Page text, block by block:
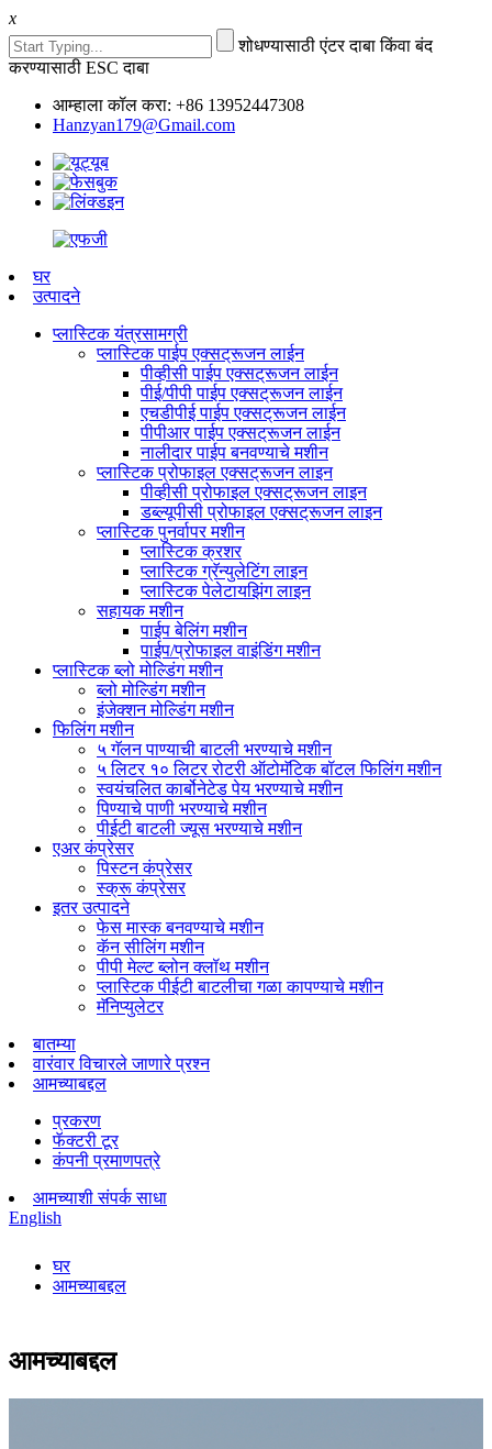
x
शोधण्यासाठी एंटर दाबा किंवा बंद
करण्यासाठी ESC दाबा
आम्हाला कॉल करा: +86 13952447308
Hanzyan179@Gmail.com
घर
उत्पादने
प्लास्टिक यंत्रसामग्री
प्लास्टिक पाईप एक्सट्रूजन लाईन
पीव्हीसी पाईप एक्सट्रूजन लाईन
पीई/पीपी पाईप एक्सट्रूजन लाईन
एचडीपीई पाईप एक्सट्रूजन लाईन
पीपीआर पाईप एक्सट्रूजन लाईन
नालीदार पाईप बनवण्याचे मशीन
प्लास्टिक प्रोफाइल एक्सट्रूजन लाइन
पीव्हीसी प्रोफाइल एक्सट्रूजन लाइन
डब्ल्यूपीसी प्रोफाइल एक्सट्रूजन लाइन
प्लास्टिक पुनर्वापर मशीन
प्लास्टिक क्रशर
प्लास्टिक ग्रॅन्युलेटिंग लाइन
प्लास्टिक पेलेटायझिंग लाइन
सहायक मशीन
पाईप बेलिंग मशीन
पाईप/प्रोफाइल वाइंडिंग मशीन
प्लास्टिक ब्लो मोल्डिंग मशीन
ब्लो मोल्डिंग मशीन
इंजेक्शन मोल्डिंग मशीन
फिलिंग मशीन
५ गॅलन पाण्याची बाटली भरण्याचे मशीन
५ लिटर १० लिटर रोटरी ऑटोमॅटिक बॉटल फिलिंग मशीन
स्वयंचलित कार्बोनेटेड पेय भरण्याचे मशीन
पिण्याचे पाणी भरण्याचे मशीन
पीईटी बाटली ज्यूस भरण्याचे मशीन
एअर कंप्रेसर
पिस्टन कंप्रेसर
स्क्रू कंप्रेसर
इतर उत्पादने
फेस मास्क बनवण्याचे मशीन
कॅन सीलिंग मशीन
पीपी मेल्ट ब्लोन क्लॉथ मशीन
प्लास्टिक पीईटी बाटलीचा गळा कापण्याचे मशीन
मॅनिप्युलेटर
बातम्या
वारंवार विचारले जाणारे प्रश्न
आमच्याबद्दल
प्रकरण
फॅक्टरी टूर
कंपनी प्रमाणपत्रे
आमच्याशी संपर्क साधा
English
घर
आमच्याबद्दल
आमच्याबद्दल